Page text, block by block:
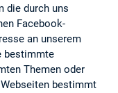
die durch uns
Facebook-
an unserem
bestimmte
Themen oder
bestimmt